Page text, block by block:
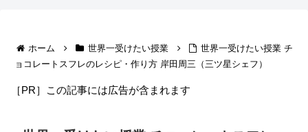
ホーム 世界一受けたい授業
世界一受けたい授業 チ
ョコレートスフレのレシピ・作り方 岸田周三（三ツ星シェフ）
［PR］この記事には広告が含まれます